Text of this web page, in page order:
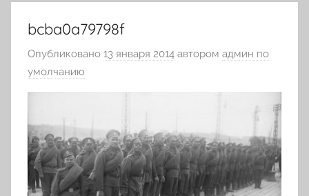
bcba0a79798f
Опубликовано 13 января 2014 автором админ по
умолчанию